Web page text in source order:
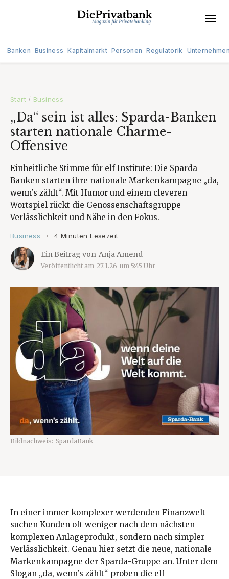
Banken Business Kapitalmarkt Personen Regulatorik
Start / Business
„Da“ sein ist alles: Sparda-Banken
starten nationale Charme-
Offensive
Einheitliche Stimme für elf Institute: Die Sparda-
Banken starten ihre nationale Markenkampagne „da,
wenn's zählt“. Mit Humor und einem cleveren
Wortspiel rückt die Genossenschaftsgruppe
Verlässlichkeit und Nähe in den Fokus.
Business • 4 Minuten Lesezeit
Ein Beitrag von Anja Amend
Veröffentlicht am 27.1.26 um 5:45 Uhr
Bildnachweis: SpardaBank
In einer immer komplexer werdenden Finanzwelt
suchen Kunden oft weniger nach dem nächsten
komplexen Anlageprodukt, sondern nach simpler
Verlässlichkeit. Genau hier setzt die neue, nationale
Markenkampagne der Sparda-Gruppe an. Unter dem
Slogan „da, wenn's zählt“ proben die elf